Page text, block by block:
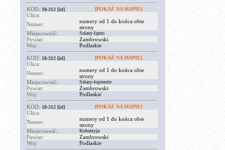
KOD: 18-312 [id] [POKAŻ NA MAPIE]
Ulica:
Numer:
numery od 1 do końca obie
strony
Miejscowość:
Szlasy-lipno
Powiat:
Zambrowski
Woj:
Podlaskie
KOD: 18-312 [id] [POKAŻ NA MAPIE]
Ulica:
Numer:
numery od 1 do końca obie
strony
Miejscowość:
Szlasy-łopienite
Powiat:
Zambrowski
Woj:
Podlaskie
KOD: 18-312 [id] [POKAŻ NA MAPIE]
Ulica:
Numer:
numery od 1 do końca obie
strony
Miejscowość:
Kołomyja
Powiat:
Zambrowski
Woj:
Podlaskie